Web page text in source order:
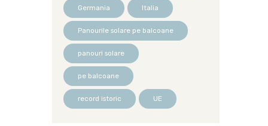
Germania Italia
Panourile solare pe balcoane
panouri solare
pe balcoane
record istoric UE